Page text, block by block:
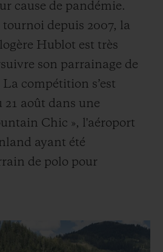
cause de pandémie.
depuis 2007, la
Hublot est très
son parrainage de
compétition s’est
21 août dans une
Chic », l'aéroport
ayant été
de polo pour